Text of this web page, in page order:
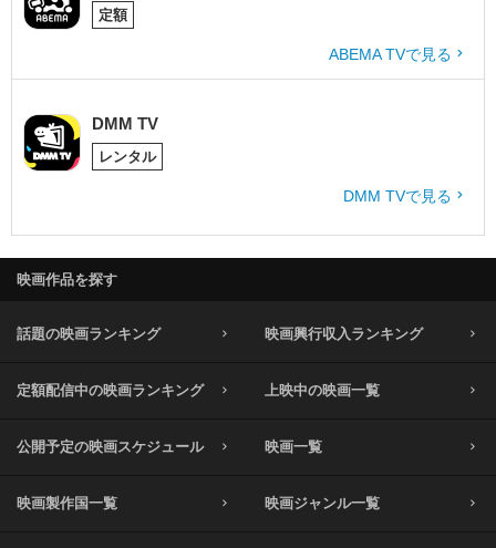
定額
ABEMA TVで見る
DMM TV
レンタル
DMM TVで見る
映画作品を探す
話題の映画ランキング 映画興行収入ランキング
定額配信中の映画ランキング 上映中の映画一覧
公開予定の映画スケジュール 映画一覧
映画製作国一覧 映画ジャンル一覧